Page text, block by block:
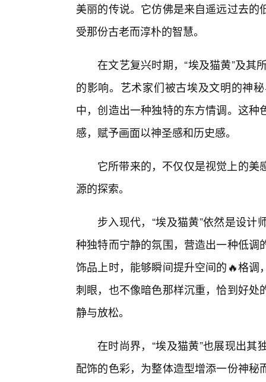
美丽的传说。它仿佛是来自遥远过去
受那份古老而淳朴的智慧。
在文艺复兴时期，“埃及猫黄”及
的影响。艺术家们被古埃及文明的神
中，创造出一种独特的东方情调。这
感，赋予画面以神圣感和历史感。
它所带来的，不仅仅是视觉上的
源的探索。
步入现代，“埃及猫黄”依然是设
种独特而宁静的氛围，营造出一种低
饰品上时，能够瞬间提升空间的🔥格
刺眼，也不像暗色那样沉重，恰到好
静与放松。
在时尚界，“埃及猫黄”也展现出
配饰的色彩，为整体造型增添一份神